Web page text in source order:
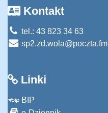
Kontakt
tel.: 43 823 34 63
sp2.zd.wola@poczta.fm
Linki
BIP